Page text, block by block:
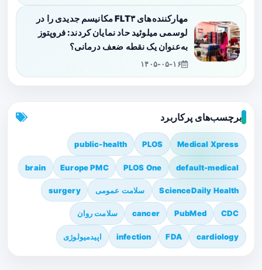
مهارکننده‌های FLT۳ مکانیسم جدیدی را در
لوسمی میلوئید حاد نمایان کردند: فروپتوز
به‌عنوان یک نقطه ضعف درمانی؟
۱۴۰۵-۰۵-۱۶
برچسب‌های پرکاربرد
Medical Xpress
PLOS
public-health
default-medical
PLOS One
Europe PMC
brain
ScienceDaily Health سلامت عمومی surgery
CDC
PubMed
cancer سلامت روان
cardiology
FDA
infection اپیدمیولوژی